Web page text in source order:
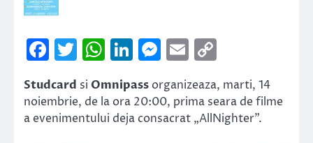
Facebook
Twitter
WhatsApp
LinkedIn
Messenger
Email
Link
Studcard si Omnipass organizeaza, marti, 14
noiembrie, de la ora 20:00, prima seara de filme
a evenimentului deja consacrat „AllNighter”.